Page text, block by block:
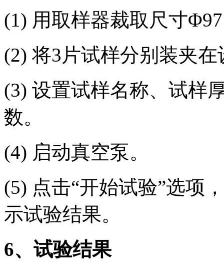
(1) 用取样器裁取尺寸
(2) 将3片试样分别装夹
(3) 设置试样名称、试样
数。
(4) 启动真空泵。
(5) 点击“开始试验”选项
示试验结果。
6、试验结果